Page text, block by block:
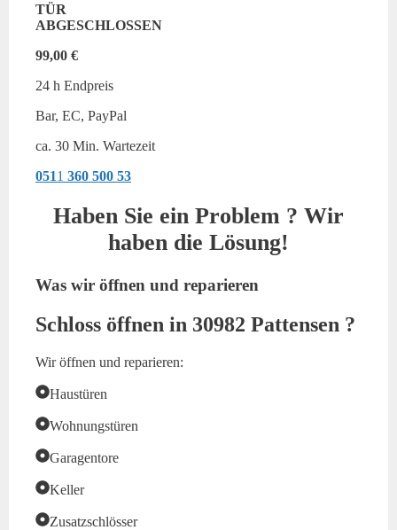
TÜR
ABGESCHLOSSEN
99,00 €
24 h Endpreis
Bar, EC, PayPal
ca. 30 Min. Wartezeit
0511 360 500 53
Haben Sie ein Problem ? Wir
haben die Lösung!
Was wir öffnen und reparieren
Schloss öffnen in 30982 Pattensen ?
Wir öffnen und reparieren:
Haustüren
Wohnungstüren
Garagentore
Keller
Zusatzschlösser